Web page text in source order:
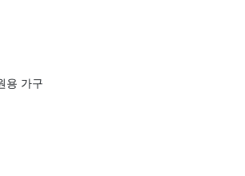
용 가구